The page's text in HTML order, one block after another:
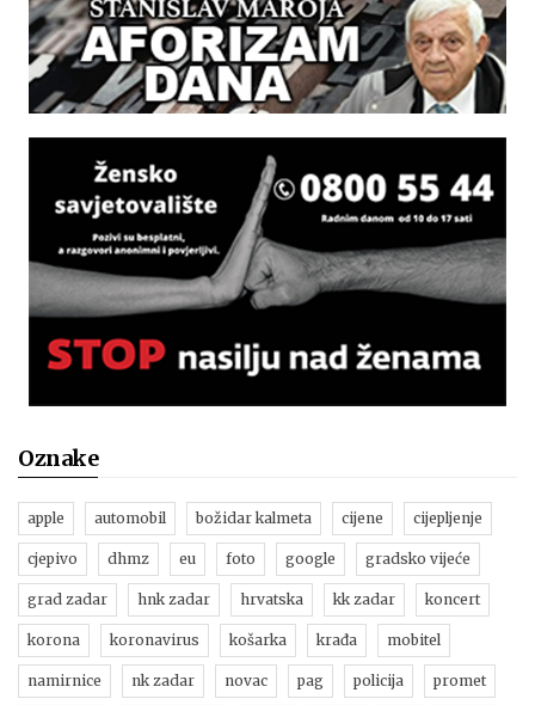
Oznake
apple automobil božidar kalmeta cijene cijepljenje
cjepivo dhmz eu foto google gradsko vijeće
grad zadar hnk zadar hrvatska kk zadar koncert
korona koronavirus košarka krađa mobitel
namirnice nk zadar novac pag policija promet